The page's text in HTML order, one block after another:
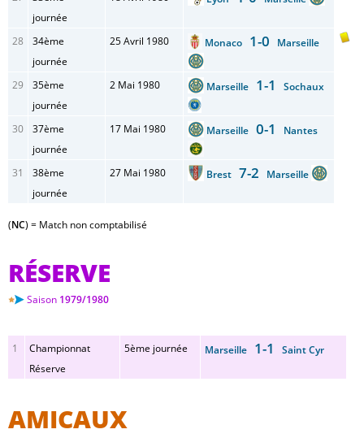
journée
28
34ème
journée
25 Avril 1980 Monaco 1-0 Marseille
29
35ème
journée
2 Mai 1980 Marseille 1-1 Sochaux
30
37ème
journée
17 Mai 1980 Marseille 0-1 Nantes
31
38ème
journée
27 Mai 1980 Brest 7-2 Marseille
(NC) = Match non comptabilisé
RÉSERVE
Saison 1979/1980
1
Championnat
Réserve
5ème journée Marseille 1-1 Saint Cyr
AMICAUX